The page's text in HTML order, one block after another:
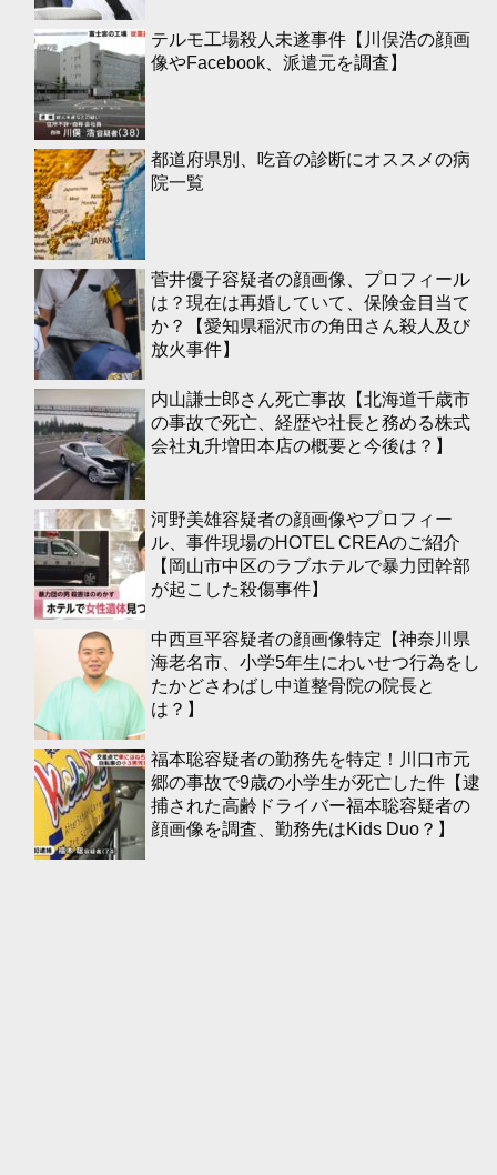
テルモ工場殺人未遂事件【川俣浩の顔画
像やFacebook、派遣元を調査】
都道府県別、吃音の診断にオススメの病
院一覧
菅井優子容疑者の顔画像、プロフィール
は？現在は再婚していて、保険金目当て
か？【愛知県稲沢市の角田さん殺人及び
放火事件】
内山謙士郎さん死亡事故【北海道千歳市
の事故で死亡、経歴や社長と務める株式
会社丸升増田本店の概要と今後は？】
河野美雄容疑者の顔画像やプロフィー
ル、事件現場のHOTEL CREAのご紹介
【岡山市中区のラブホテルで暴力団幹部
が起こした殺傷事件】
中西亘平容疑者の顔画像特定【神奈川県
海老名市、小学5年生にわいせつ行為をし
たかどさわばし中道整骨院の院長と
は？】
福本聡容疑者の勤務先を特定！川口市元
郷の事故で9歳の小学生が死亡した件【逮
捕された高齢ドライバー福本聡容疑者の
顔画像を調査、勤務先はKids Duo？】